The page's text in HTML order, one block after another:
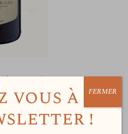
Germanier
BIO
vous à
!
FERMER